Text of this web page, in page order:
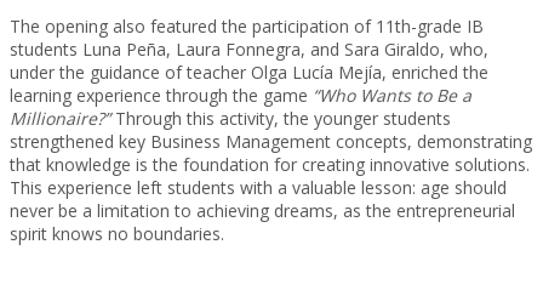
The opening also featured the participation of 11th-grade IB
students Luna Peña, Laura Fonnegra, and Sara Giraldo, who,
under the guidance of teacher Olga Lucía Mejía, enriched the
learning experience through the game “Who Wants to Be a
Millionaire?”Through this activity, the younger students
strengthened key Business Management concepts, demonstrating
that knowledge is the foundation for creating innovative solutions.
This experience left students with a valuable lesson: age should
never be a limitation to achieving dreams, as the entrepreneurial
spirit knows no boundaries.